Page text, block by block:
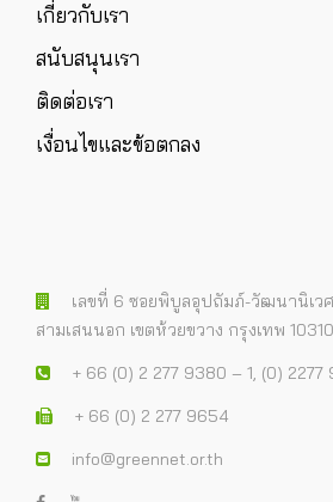
เกี่ยวกับเรา
สนับสนุนเรา
ติดต่อเรา
เงื่อนไขและข้อตกลง
เลขที่ 6 ซอยพิบูลอุปถัมภ์-วัฒนานิเว
สามเสนนอก เขตห้วยขวาง กรุงเทพ 10310
+ 66 (0) 2 277 9380 – 1, (0) 2277
+ 66 (0) 2 277 9654
info@greennet.or.th